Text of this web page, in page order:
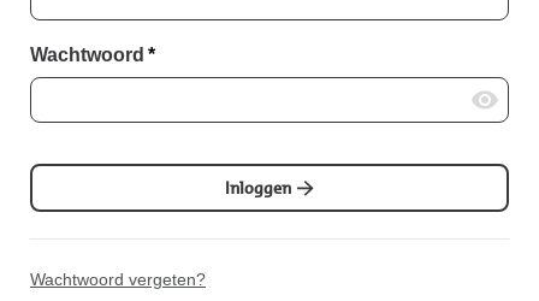
Wachtwoord *
Inloggen
Wachtwoord vergeten?